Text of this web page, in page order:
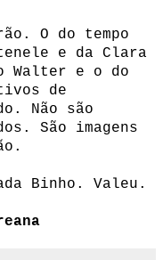
O do tempo
e da Clara
Walter e o do
de
Não são
São imagens
Binho. Valeu.